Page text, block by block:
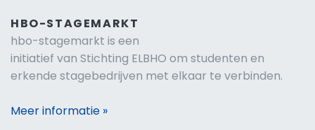
HBO-STAGEMARKT
hbo-stagemarkt is een
initiatief van Stichting ELBHO om studenten en
erkende stagebedrijven met elkaar te verbinden.
Meer informatie »